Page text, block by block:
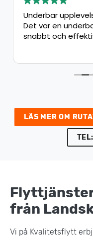
Underbar
Det var en
snabbt och
LÄS MER OM
från
Vi på Kvalitetsflytt